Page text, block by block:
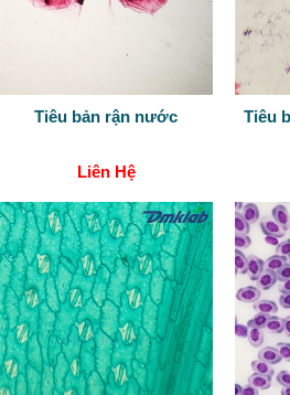
Tiêu bản rận nước
Liên Hệ
Tiêu